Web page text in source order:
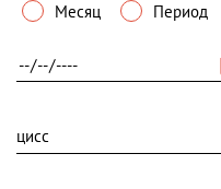
Месяц Период